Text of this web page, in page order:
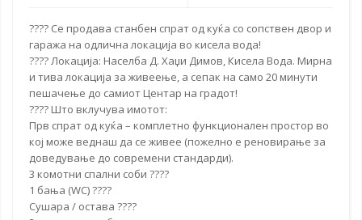
???? Се продава станбен спрат од куќа со сопствен двор и
гаража на одлична локација во кисела вода!
???? Локација: Населба Д. Хаџи Димов, Кисела Вода. Мирна
и тива локација за живеење, а сепак на само 20 минути
пешачење до самиот Центар на градот!
???? Што вклучува имотот:
Прв спрат од куќа – комплетно функционален простор во
кој може веднаш да се живее (пожелно е реновирање за
доведување до современи стандарди).
3 комотни спални соби ????
1 бања (WC) ????
Сушара / остава ????